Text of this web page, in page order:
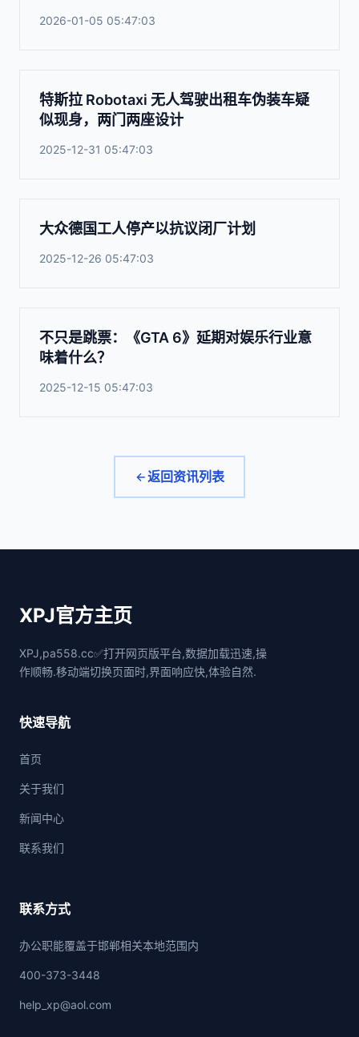
2026-01-05 05:47:03
特斯拉 Robotaxi 无人驾驶出租车伪装车疑
似现身，两门两座设计
2025-12-31 05:47:03
大众德国工人停产以抗议闭厂计划
2025-12-26 05:47:03
不只是跳票：《GTA 6》延期对娱乐行业意
味着什么？
2025-12-15 05:47:03
返回资讯列表
XPJ官方主页
XPJ,pa558.cc✅打开网页版平台,数据加载迅速,操
作顺畅.移动端切换页面时,界面响应快,体验自然.
快速导航
首页
关于我们
新闻中心
联系我们
联系方式
办公职能覆盖于邯郸相关本地范围内
400-373-3448
help_xp@aol.com